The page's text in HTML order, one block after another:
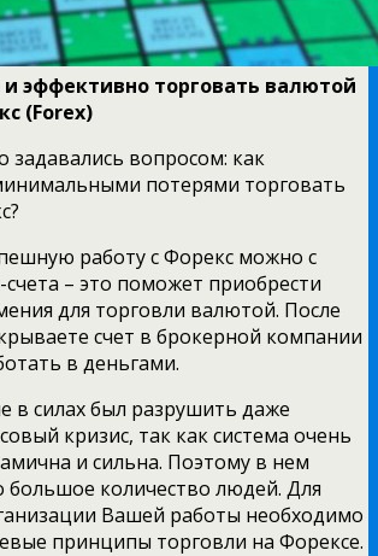
эффективно торговать валютой
(Forex)
задавались вопросом: как
потерями торговать
работу с Форекс можно с
– это поможет приобрести
для торговли валютой. После
счет в брокерной компании
в деньгами.
в силах был разрушить даже
кризис, так как система очень
и сильна. Поэтому в нем
большое количество людей. Для
Вашей работы необходимо
принципы торговли на Форексе.